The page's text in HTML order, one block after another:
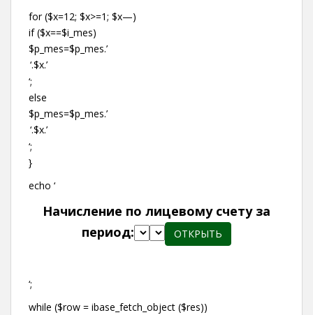
for ($x=12; $x>=1; $x—)
if ($x==$i_mes)
$p_mes=$p_mes.’
‘;
else
$p_mes=$p_mes.’
‘;
}
echo ‘
Начисление по лицевому счету за
период:
‘;
while ($row = ibase_fetch_object ($res))